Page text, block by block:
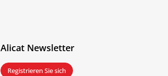
Alicat Newsletter
Registrieren Sie sich